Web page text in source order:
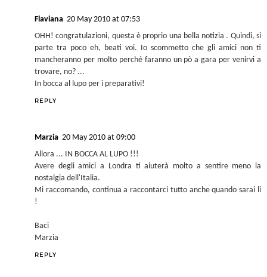
Flaviana 20 May 2010 at 07:53
OHH! congratulazioni, questa è proprio una bella notizia . Quindi, si
parte tra poco eh, beati voi. Io scommetto che gli amici non ti
mancheranno per molto perché faranno un pò a gara per venirvi a
trovare, no? ...
In bocca al lupo per i preparativi!
REPLY
Marzia 20 May 2010 at 09:00
Allora ... IN BOCCA AL LUPO !!!
Avere degli amici a Londra ti aiuterà molto a sentire meno la
nostalgia dell'Italia.
Mi raccomando, continua a raccontarci tutto anche quando sarai li
!
Baci
Marzia
REPLY